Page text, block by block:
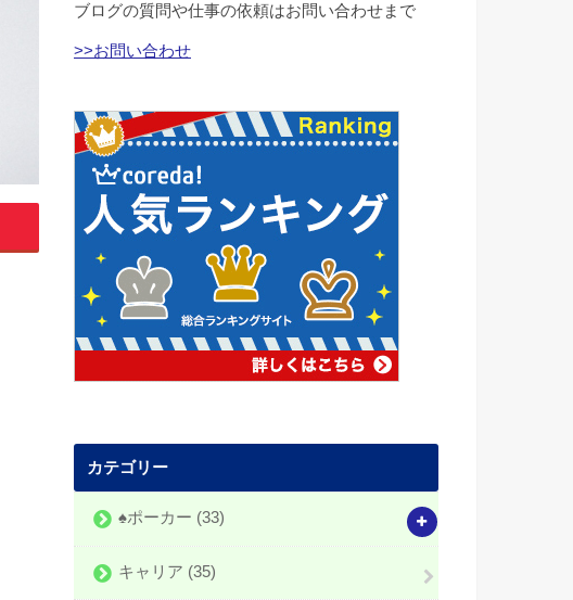
ブログの質問や仕事の依頼はお問い合わせまで
>>お問い合わせ
カテゴリー
♠️ポーカー (33)
キャリア (35)